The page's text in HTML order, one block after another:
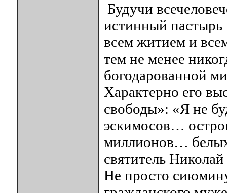
Будучи
истинный пастырь
всем житием и
тем не менее
богодарованной
Характерно его
свободы»: «Я не
эскимосов…
миллионов…
святитель
Не просто